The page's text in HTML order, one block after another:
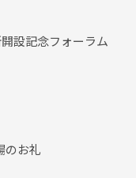
設記念フォーラム
のお礼